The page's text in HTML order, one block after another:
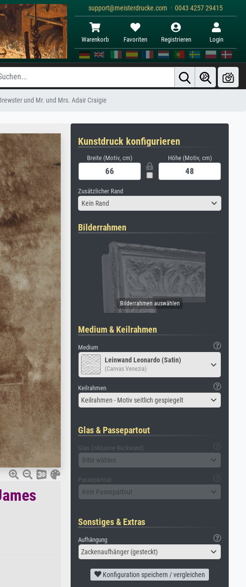
support@meisterdrucke.com · 0043 4257 29415
Warenkorb Favoriten Registrieren Login
und Mr. und Mrs. Adair Craigie
Kunstdruck konfigurieren
Breite (Motiv, cm) Höhe (Motiv, cm)
Zusätzlicher Rand
Kein Rand
Bilderrahmen
Medium & Keilrahmen
Medium
Leinwand Leonardo (Satin)
(Canvas Venezia)
Keilrahmen
Keilrahmen - Motiv seitlich gespiegelt
Glas & Passepartout
Glas (inklusive Rückwand)
Bitte wählen
Passepartout
Kein Passepartout
Sonstiges & Extras
Aufhängung
Zackenaufhänger (gesteckt)
Konfiguration speichern / vergleichen